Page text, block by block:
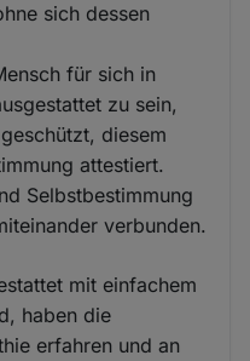
sich dessen
für sich in
zu sein,
diesem
attestiert.
Selbstbestimmung
verbunden.
mit einfachem
haben die
erfahren und an